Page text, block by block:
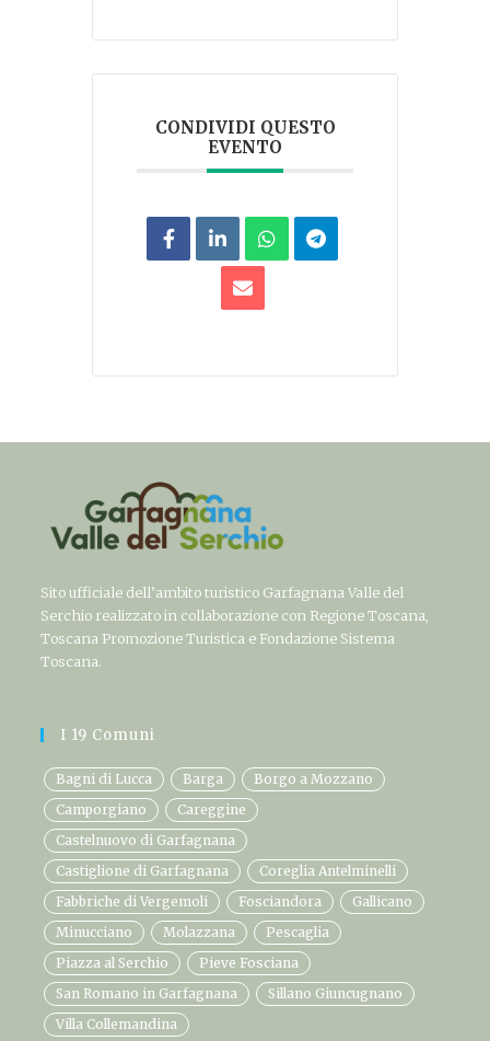
CONDIVIDI QUESTO
EVENTO
Sito ufficiale dell’ambito turistico Garfagnana Valle del
Serchio realizzato in collaborazione con Regione Toscana,
Toscana Promozione Turistica e Fondazione Sistema
Toscana.
I 19 Comuni
Bagni di Lucca Barga
Borgo a Mozzano
Camporgiano
Careggine
Castelnuovo di Garfagnana
Castiglione di Garfagnana
Coreglia Antelminelli
Fabbriche di Vergemoli
Fosciandora
Gallicano
Minucciano
Molazzana
Pescaglia
Piazza al Serchio
Pieve Fosciana
San Romano in Garfagnana
Sillano Giuncugnano
Villa Collemandina